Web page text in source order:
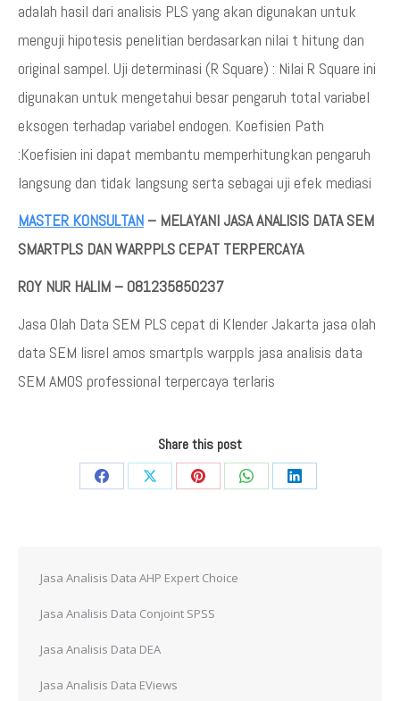
adalah hasil dari analisis PLS yang akan digunakan untuk
menguji hipotesis penelitian berdasarkan nilai t hitung dan
original sampel. Uji determinasi (R Square) : Nilai R Square ini
digunakan untuk mengetahui besar pengaruh total variabel
eksogen terhadap variabel endogen. Koefisien Path
:Koefisien ini dapat membantu memperhitungkan pengaruh
langsung dan tidak langsung serta sebagai uji efek mediasi
MASTER KONSULTAN – MELAYANI JASA ANALISIS DATA SEM
SMARTPLS DAN WARPPLS CEPAT TERPERCAYA
ROY NUR HALIM – 081235850237
Jasa Olah Data SEM PLS cepat di Klender Jakarta jasa olah
data SEM lisrel amos smartpls warppls jasa analisis data
SEM AMOS professional terpercaya terlaris
Share this post
Share
Share
Share
Share
Share
Jasa Analisis Data AHP Expert Choice
Jasa Analisis Data Conjoint SPSS
Jasa Analisis Data DEA
Jasa Analisis Data EViews